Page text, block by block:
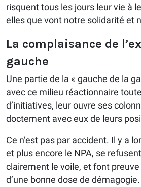
risquent tous les jours leur vie à
elles que vont notre solidarité et
La complaisance de
gauche
Une partie de la « gauche de la
avec ce milieu réactionnaire
d’initiatives, leur ouvre ses
doctement avec eux de leurs
Ce n’est pas par accident. Il y a
et plus encore le NPA, se
clairement le voile, et font preuve
d’une bonne dose de